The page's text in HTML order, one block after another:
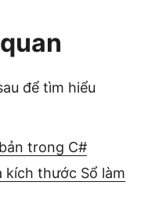
để tìm hiểu
trong C#
kích thước Sổ làm